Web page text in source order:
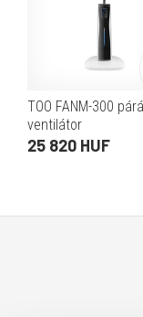
TOO FANM-300
ventilátor
25 820 HUF